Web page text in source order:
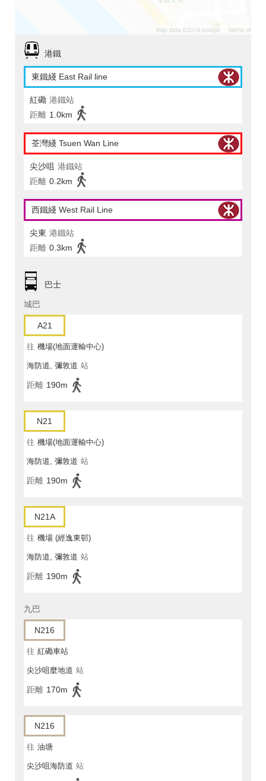
港鐵
東鐵綫 East Rail line
紅磡 港鐵站
距離 1.0km
荃灣綫 Tsuen Wan Line
尖沙咀 港鐵站
距離 0.2km
西鐵綫 West Rail Line
尖東 港鐵站
距離 0.3km
巴士
城巴
A21
往 機場(地面運輸中心)
海防道, 彌敦道 站
距離 190m
N21
往 機場(地面運輸中心)
海防道, 彌敦道 站
距離 190m
N21A
往 機場 (經逸東邨)
海防道, 彌敦道 站
距離 190m
九巴
N216
往 紅磡車站
尖沙咀麼地道 站
距離 170m
N216
往 油塘
尖沙咀海防道 站